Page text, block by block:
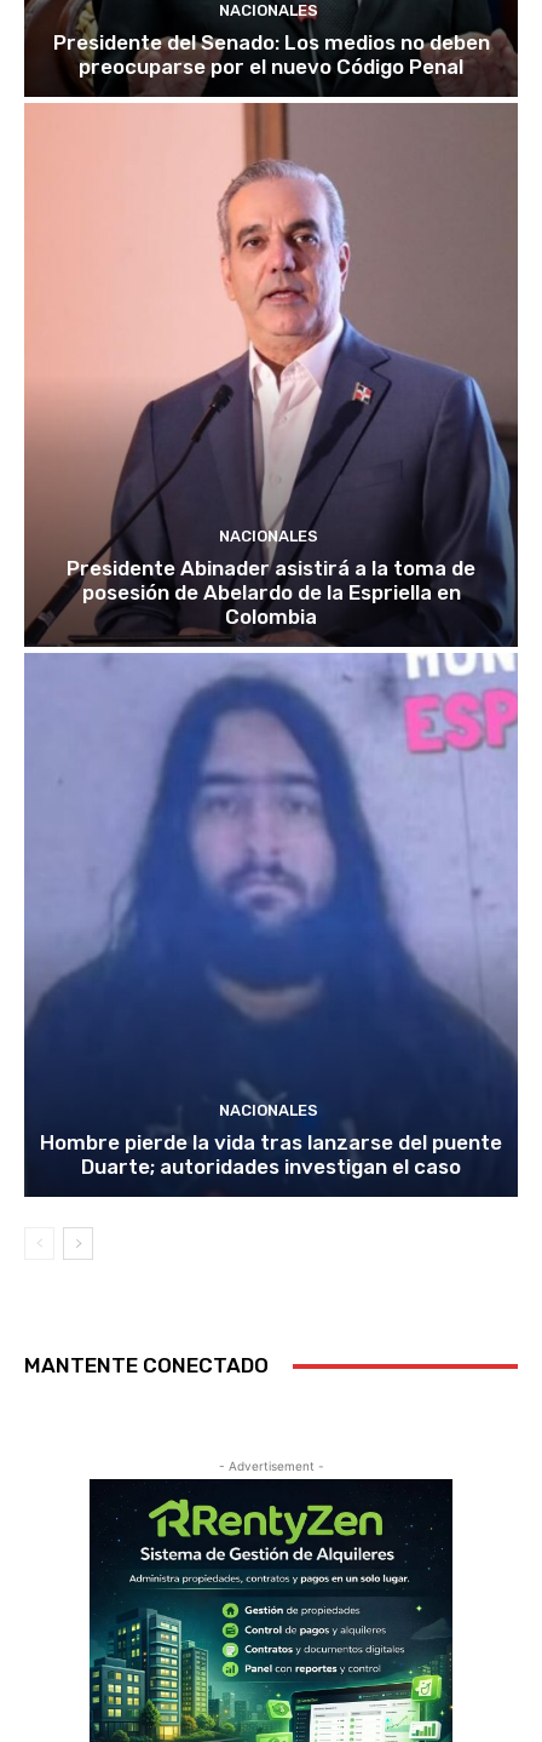
NACIONALES
Presidente del Senado: Los medios no deben
preocuparse por el nuevo Código Penal
NACIONALES
Presidente Abinader asistirá a la toma de
posesión de Abelardo de la Espriella en
Colombia
NACIONALES
Hombre pierde la vida tras lanzarse del puente
Duarte; autoridades investigan el caso
MANTENTE CONECTADO
- Advertisement -